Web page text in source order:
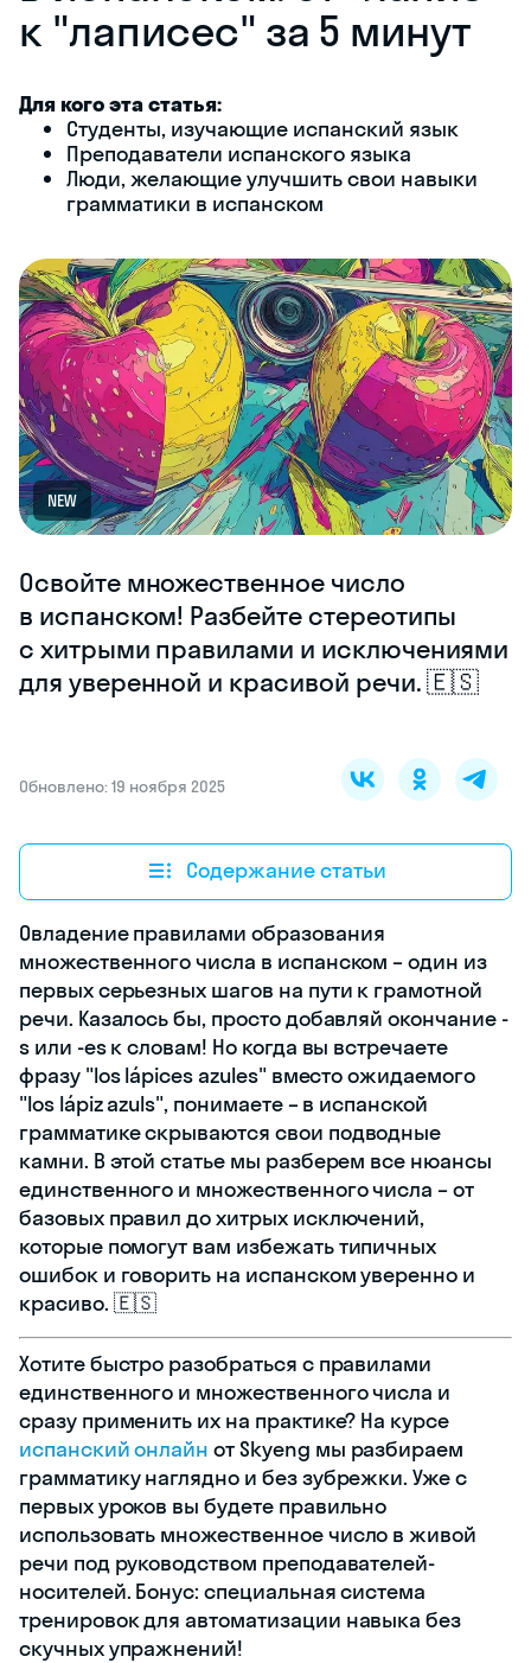
к "лаписес" за 5 минут
Для кого эта статья:
Студенты, изучающие испанский язык
Преподаватели испанского языка
Люди, желающие улучшить свои навыки
грамматики в испанском
NEW
Освойте множественное число
в испанском! Разбейте стереотипы
с хитрыми правилами и исключениями
для уверенной и красивой речи. 🇪🇸
Обновлено: 19 ноября 2025
Содержание статьи
Овладение правилами образования
множественного числа в испанском – один из
первых серьезных шагов на пути к грамотной
речи. Казалось бы, просто добавляй окончание -
s или -es к словам! Но когда вы встречаете
фразу "los lápices azules" вместо ожидаемого
"los lápiz azuls", понимаете – в испанской
грамматике скрываются свои подводные
камни. В этой статье мы разберем все нюансы
единственного и множественного числа – от
базовых правил до хитрых исключений,
которые помогут вам избежать типичных
ошибок и говорить на испанском уверенно и
красиво. 🇪🇸
Хотите быстро разобраться с правилами
единственного и множественного числа и
сразу применить их на практике? На курсе
испанский онлайн от Skyeng мы разбираем
грамматику наглядно и без зубрежки. Уже с
первых уроков вы будете правильно
использовать множественное число в живой
речи под руководством преподавателей-
носителей. Бонус: специальная система
тренировок для автоматизации навыка без
скучных упражнений!